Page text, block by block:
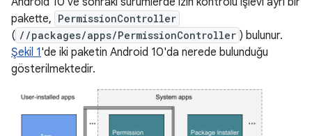
pakette, PermissionController
( //packages/apps/PermissionController ) bulunur.
Şekil 1'de iki paketin Android 10'da nerede bulunduğu
gösterilmektedir.